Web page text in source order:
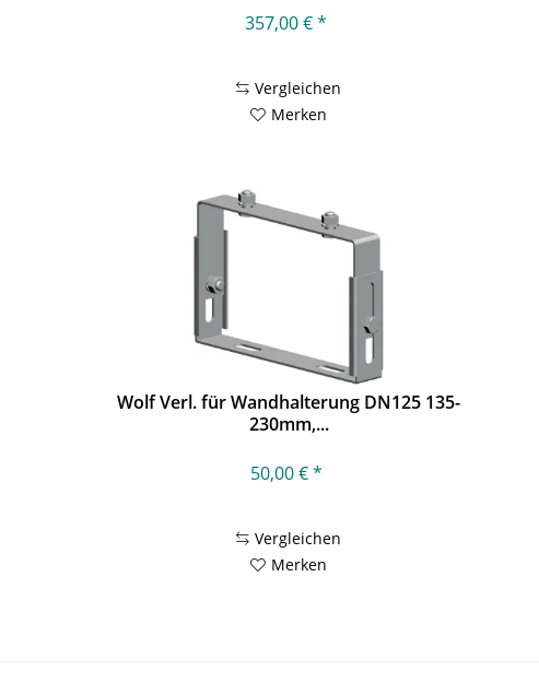
357,00 € *
Vergleichen
Merken
Wolf Verl. für Wandhalterung DN125 135-
230mm,...
50,00 € *
Vergleichen
Merken